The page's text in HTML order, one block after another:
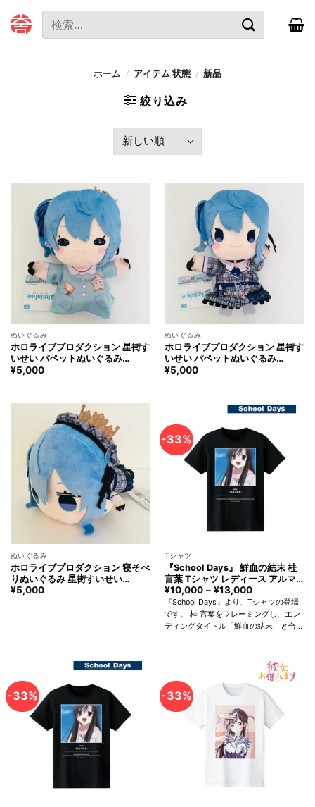
文
ホーム / アイテム 状態 / 新品
絞り込み
ぬいぐるみ
ホロライブプロダクション 星街す
いせい パペットぬいぐるみ
hololive Hoshimachi Suisei
¥5,000
ぬいぐるみ
ホロライブプロダクション 星街す
いせい パペットぬいぐるみ
hololive Hoshimachi Suisei
¥5,000
ぬいぐるみ
ホロライブプロダクション 寝そべ
りぬいぐるみ 星街すいせい
hololive Hoshimachi Suisei
¥5,000
-33%
Tシャツ
『School Days』 鮮血の結末 桂
言葉 Tシャツ レディース アルマ
ビアンカ School Days
Senketsunoketsumatsu
Kotonoha Katsura T-shirt
Women arma bianca
¥10,000 – ¥13,000価
格
帯:
¥10,000
–
『School Days』より、Tシャツの登場
です。 桂 言葉をフレーミングし、エン
ディングタイトル「鮮血の結末」と合わ
使いいただけるシルエットです...
-33% -33%